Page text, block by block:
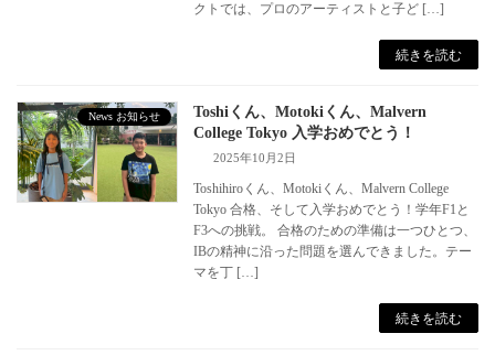
クトでは、プロのアーティストと子ど […]
続きを読む
News お知らせ
Toshiくん、Motokiくん、Malvern
College Tokyo 入学おめでとう！
2025年10月2日
Toshihiroくん、Motokiくん、Malvern College
Tokyo 合格、そして入学おめでとう！学年F1と
F3への挑戦。 合格のための準備は一つひとつ、
IBの精神に沿った問題を選んできました。テー
マを丁 […]
続きを読む